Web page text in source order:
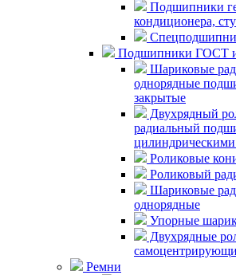
Подшипники
кондиционера,
Подшипники ГОСТ
Шариковые
однорядные
закрытые
Двухрядный
радиальный
Роликовые
Роликовый
Шариковые
однорядные
Упорные
Двухрядные
Ремни